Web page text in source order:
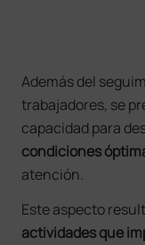
Además del
trabajadores, se
capacidad para
condiciones
atención.
Este aspecto
actividades que